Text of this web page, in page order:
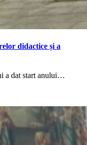
didactice și a
a dat start anului…